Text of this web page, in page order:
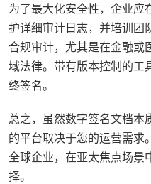
为了最大化安全性，企业应
护详细审计日志，并培训团
合规审计，尤其是在金融或
域法律。带有版本控制的工
终签名。
总之，虽然数字签名文档本
的平台取决于您的运营需
全球企业，在亚太焦点场
择。